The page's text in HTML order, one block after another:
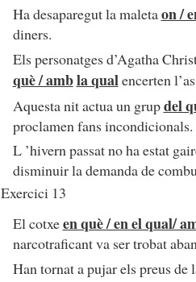
Ha desaparegut la maletaon /
diners.
Els personatges d’Agatha
què / ambla qualencerten
Aquesta nit actua un grupdel
proclamen fans incondicionals.
L ’hivern passat no ha estat
disminuir la demanda de
Exercici 13
El cotxeen què / en el qual/
narcotraficant va ser trobat
Han tornat a pujar els preus de